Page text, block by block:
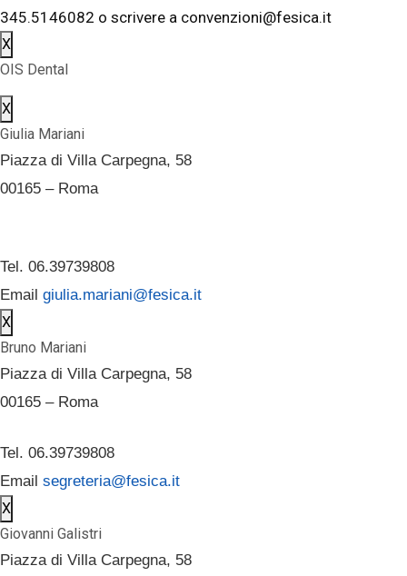
345.5146082 o scrivere a convenzioni@fesica.it
X
OIS Dental
X
Giulia Mariani
Piazza di Villa Carpegna, 58
00165 – Roma
Tel. 06.39739808
Email giulia.mariani@fesica.it
X
Bruno Mariani
Piazza di Villa Carpegna, 58
00165 – Roma
Tel. 06.39739808
Email segreteria@fesica.it
X
Giovanni Galistri
Piazza di Villa Carpegna, 58